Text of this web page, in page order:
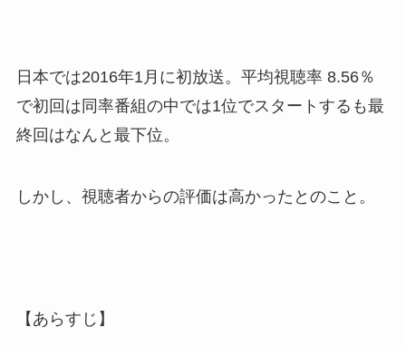
日本では2016年1月に初放送。平均視聴率 8.56％
で初回は同率番組の中では1位でスタートするも最
終回はなんと最下位。
しかし、視聴者からの評価は高かったとのこと。
【あらすじ】